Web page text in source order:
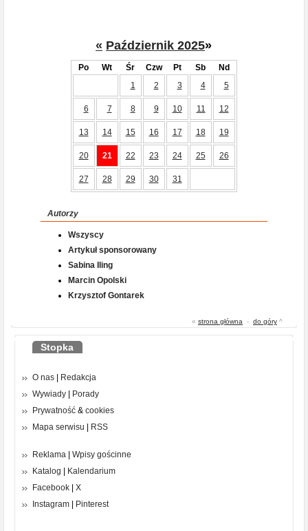
« Październik 2025»
Po Wt Śr Czw Pt Sb
Nd
1
2 3 4 5
6 7 8 9 10 11 12
13 14 15 16 17 18 19
20 21 22 23 24 25 26
27 28 29 30 31
Autorzy
Wszyscy
Artykuł sponsorowany
Sabina Iling
Marcin Opolski
Krzysztof Gontarek
« strona główna - do góry ^
Stopka
O nas
Redakcja
Wywiady
Porady
Prywatność & cookies
Mapa serwisu
RSS
Reklama
Wpisy gościnne
Katalog
Kalendarium
Facebook
X
Instagram
Pinterest